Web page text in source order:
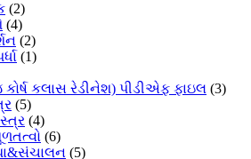
(2)
(4)
(2)
(1)
કલાસ રેડીનેશ) પીડીએફ ફાઇલ (3)
(5)
(4)
(6)
(5)